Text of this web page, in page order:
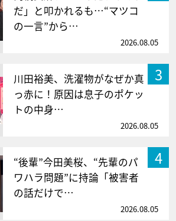
だ」と叩かれるも…“マツコ
の一言”から…
2026.08.05
3
川田裕美、洗濯物がなぜか真
っ赤に！原因は息子のポケッ
トの中身…
2026.08.05
4
“後輩”今田美桜、“先輩のパ
ワハラ問題”に持論「被害者
の話だけで…
2026.08.05